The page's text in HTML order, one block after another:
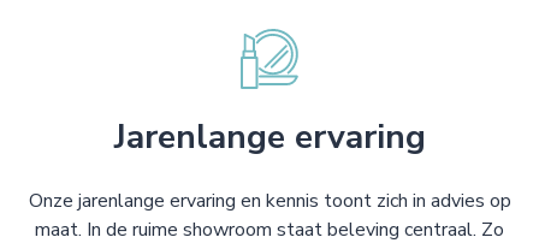
Jarenlange ervaring
Onze jarenlange ervaring en kennis toont zich in advies op
maat. In de ruime showroom staat beleving centraal. Zo